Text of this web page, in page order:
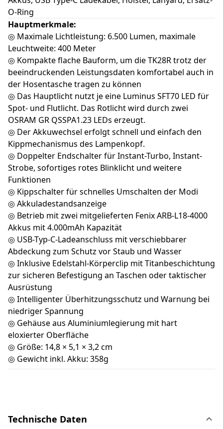
O-Ring
Hauptmerkmale:
◎ Maximale Lichtleistung: 6.500 Lumen, maximale
Leuchtweite: 400 Meter
◎ Kompakte flache Bauform, um die TK28R trotz der
beeindruckenden Leistungsdaten komfortabel auch in
der Hosentasche tragen zu können
◎ Das Hauptlicht nutzt je eine Luminus SFT70 LED für
Spot- und Flutlicht. Das Rotlicht wird durch zwei
OSRAM GR QSSPA1.23 LEDs erzeugt.
◎ Der Akkuwechsel erfolgt schnell und einfach den
Kippmechanismus des Lampenkopf.
◎ Doppelter Endschalter für Instant-Turbo, Instant-
Strobe, sofortiges rotes Blinklicht und weitere
Funktionen
◎ Kippschalter für schnelles Umschalten der Modi
◎ Akkuladestandsanzeige
◎ Betrieb mit zwei mitgelieferten Fenix ​​ARB-L18-4000
Akkus mit 4.000mAh Kapazität
◎ USB-Typ-C-Ladeanschluss mit verschiebbarer
Abdeckung zum Schutz vor Staub und Wasser
◎ Inklusive Edelstahl-Körperclip mit Titanbeschichtung
zur sicheren Befestigung an Taschen oder taktischer
Ausrüstung
◎ Intelligenter Überhitzungsschutz und Warnung bei
niedriger Spannung
◎ Gehäuse aus Aluminiumlegierung mit hart
eloxierter Oberfläche
◎ Größe: 14,8 × 5,1 × 3,2 cm
◎ Gewicht inkl. Akku: 358g
Technische Daten